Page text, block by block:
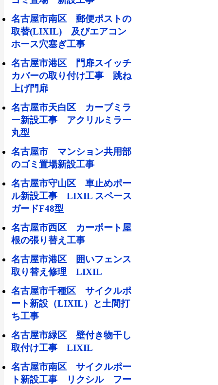
名古屋市南区 郵便ポストの
取替(LIXIL) 及びエアコン
ホース穴塞ぎ工事
名古屋市港区 門扉スイッチ
カバーの取り付け工事 跳ね
上げ門扉
名古屋市天白区 カーブミラ
ー新設工事 アクリルミラー
丸型
名古屋市 マンション共用部
のゴミ置場新設工事
名古屋市守山区 車止めポー
ル新設工事 LIXIL スペース
ガードF48型
名古屋市西区 カーポート屋
根の張り替え工事
名古屋市港区 囲いフェンス
取り替え修理 LIXIL
名古屋市千種区 サイクルポ
ート新設（LIXIL）と土間打
ち工事
名古屋市緑区 壁付き物干し
取付け工事 LIXIL
名古屋市南区 サイクルポー
ト新設工事 リクシル フー